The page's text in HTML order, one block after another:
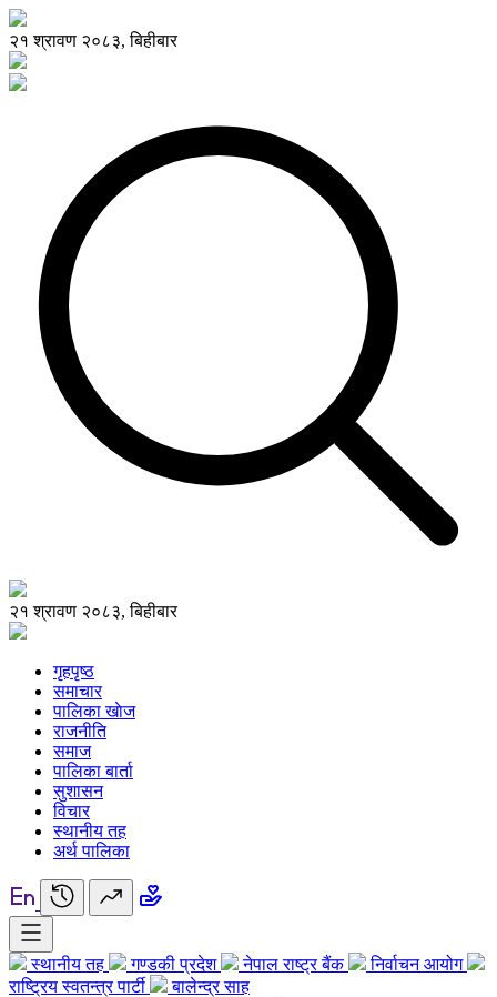
२१ श्रावण २०८३, बिहीबार
२१ श्रावण २०८३, बिहीबार
गृहपृष्ठ
समाचार
पालिका खाेज
राजनीति
समाज
पालिका बार्ता
सुशासन
विचार
स्थानीय तह
अर्थ पालिका
स्थानीय तह गण्डकी प्रदेश नेपाल राष्ट्र बैंक
निर्वाचन आयोग
राष्ट्रिय स्वतन्त्र पार्टी
बालेन्द्र साह